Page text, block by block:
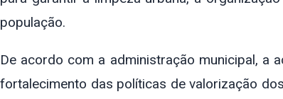
população.
De acordo com a administração municipal, a
fortalecimento das políticas de valorização